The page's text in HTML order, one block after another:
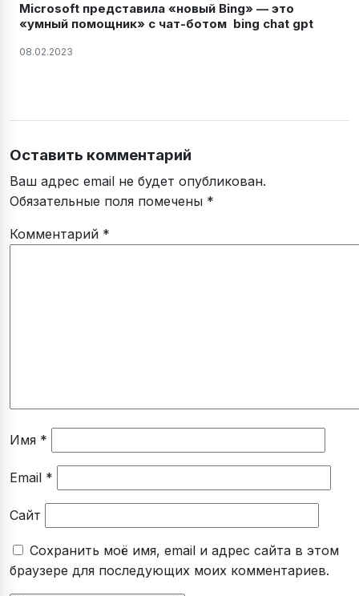
Microsoft представила «новый Bing» — это
«умный помощник» с чат-ботом bing chat gpt
08.02.2023
Оставить комментарий
Ваш адрес email не будет опубликован.
Обязательные поля помечены *
Комментарий *
Имя *
Email *
Сайт
Сохранить моё имя, email и адрес сайта в этом
браузере для последующих моих комментариев.